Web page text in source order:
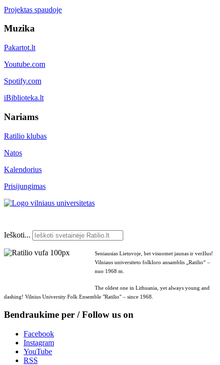
Projektas spaudoje
Muzika
Pakartot.lt
Youtube.com
Spotify.com
iBiblioteka.lt
Nariams
Ratilio klubas
Natos
Kalendorius
Prisijungimas
Ieškoti...
Seniausias Lietuvoje, bet visuomet jaunas ir veržlus!
Vilniaus universiteto folkloro ansamblis „Ratilio“ –
nuo 1968 m.
The oldest one in Lithuania, yet always young and
dashing! Vilnius University Folk Ensemble "Ratilio" – since 1968.
Bendraukime per / Follow us on
Facebook
Instagram
YouTube
RSS